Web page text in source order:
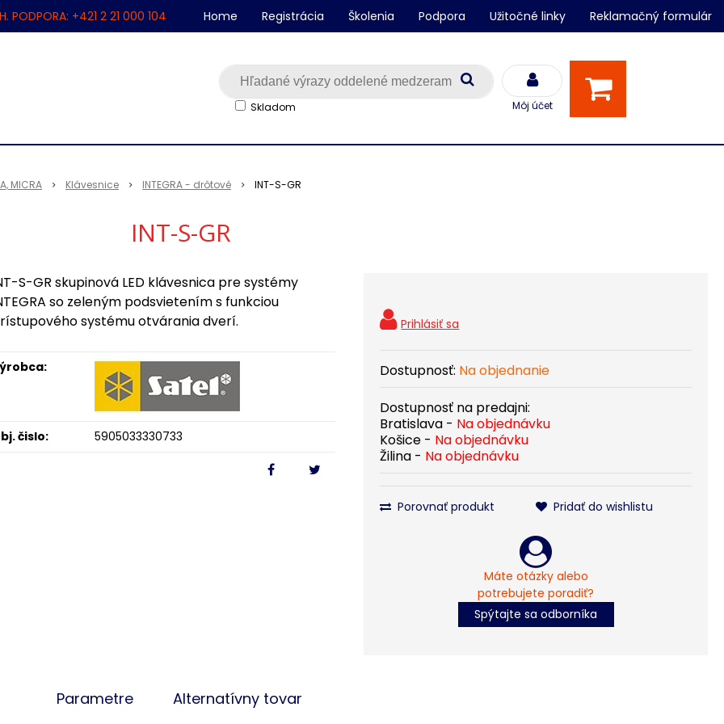
PODPORA: +421 2 21 000 104
Môj účet
Skladom
Home Registrácia Školenia Podpora Užitočné linky Reklamačný formulár
MICRA Klávesnice INTEGRA - drôtové INT-S-GR
INT-S-GR
Dostupnosť: Na objednanie
Dostupnosť na predajni:
Bratislava - Na objednávku
Košice - Na objednávku
Žilina - Na objednávku
Porovnať produkt Pridať do wishlistu
Máte otázky alebo
potrebujete poradiť?
Spýtajte sa odborníka
S-GR skupinová LED klávesnica pre systémy
so zeleným podsvietením s funkciou
systému otvárania dverí.
čislo: 5905033330733
Parametre Alternatívny tovar